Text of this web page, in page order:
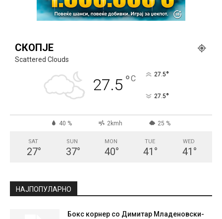
СКОПЈЕ
Scattered Clouds
27.5 °C 27.5°
27.5°
40 % 2kmh 25 %
SAT
27°
SUN
37°
MON
40°
TUE
41 °
WED
41 °
НАЈПОПУЛАРНО
Бокс корнер со Димитар Младеновски-